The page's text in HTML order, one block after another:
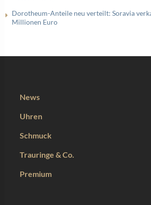
Dorotheum-Anteile neu verteilt: Soravia
Millionen Euro
News
Uhren
Schmuck
Trauringe & Co.
Premium